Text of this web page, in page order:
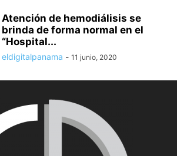
Atención de hemodiálisis se
brinda de forma normal en el
“Hospital...
eldigitalpanama - 11 junio, 2020